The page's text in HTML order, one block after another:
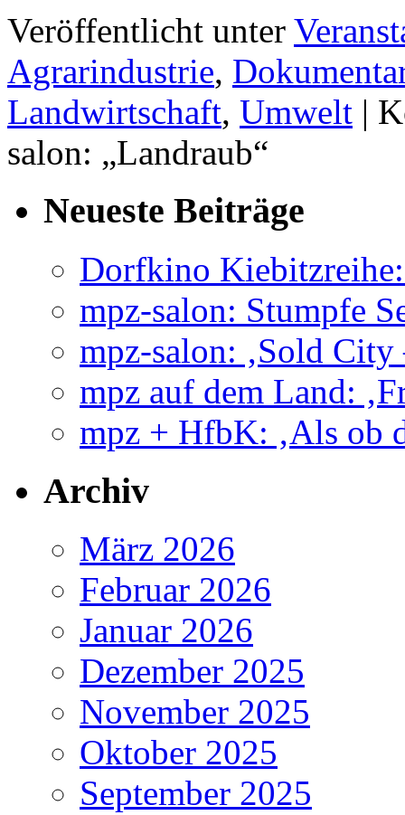
Veröffentlicht unter
Agrarindustrie,
Landwirtschaft, Umwelt |
salon: „Landraub“
Neueste Beiträge
Dorfkino Kiebitzreihe:
mpz-salon: Stumpfe
mpz-salon: ‚Sold
mpz auf dem Land:
mpz + HfbK: ‚Als ob
Archiv
März 2026
Februar 2026
Januar 2026
Dezember 2025
November 2025
Oktober 2025
September 2025